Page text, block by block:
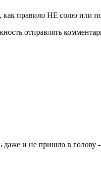
правило НЕ солю или
отправлять
и не пришло в голову